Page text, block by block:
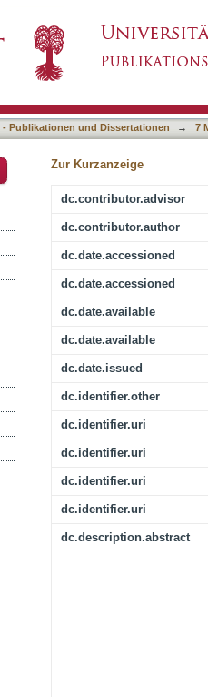
- Publikationen und Dissertationen → 7
Zur Kurzanzeige
dc.contributor.advisor
dc.contributor.author
dc.date.accessioned
dc.date.accessioned
dc.date.available
dc.date.available
dc.date.issued
dc.identifier.other
dc.identifier.uri
dc.identifier.uri
dc.identifier.uri
dc.identifier.uri
dc.description.abstract